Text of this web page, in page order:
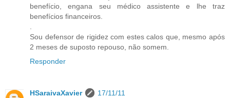
benefício, engana seu médico assistente e lhe traz
benefícios financeiros.
Sou defensor de rigidez com estes calos que, mesmo após
2 meses de suposto repouso, não somem.
Responder
HSaraivaXavier
17/11/11